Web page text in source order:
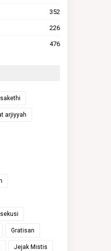
352
226
476
arjiyyah
Gratisan
Jejak Mistis